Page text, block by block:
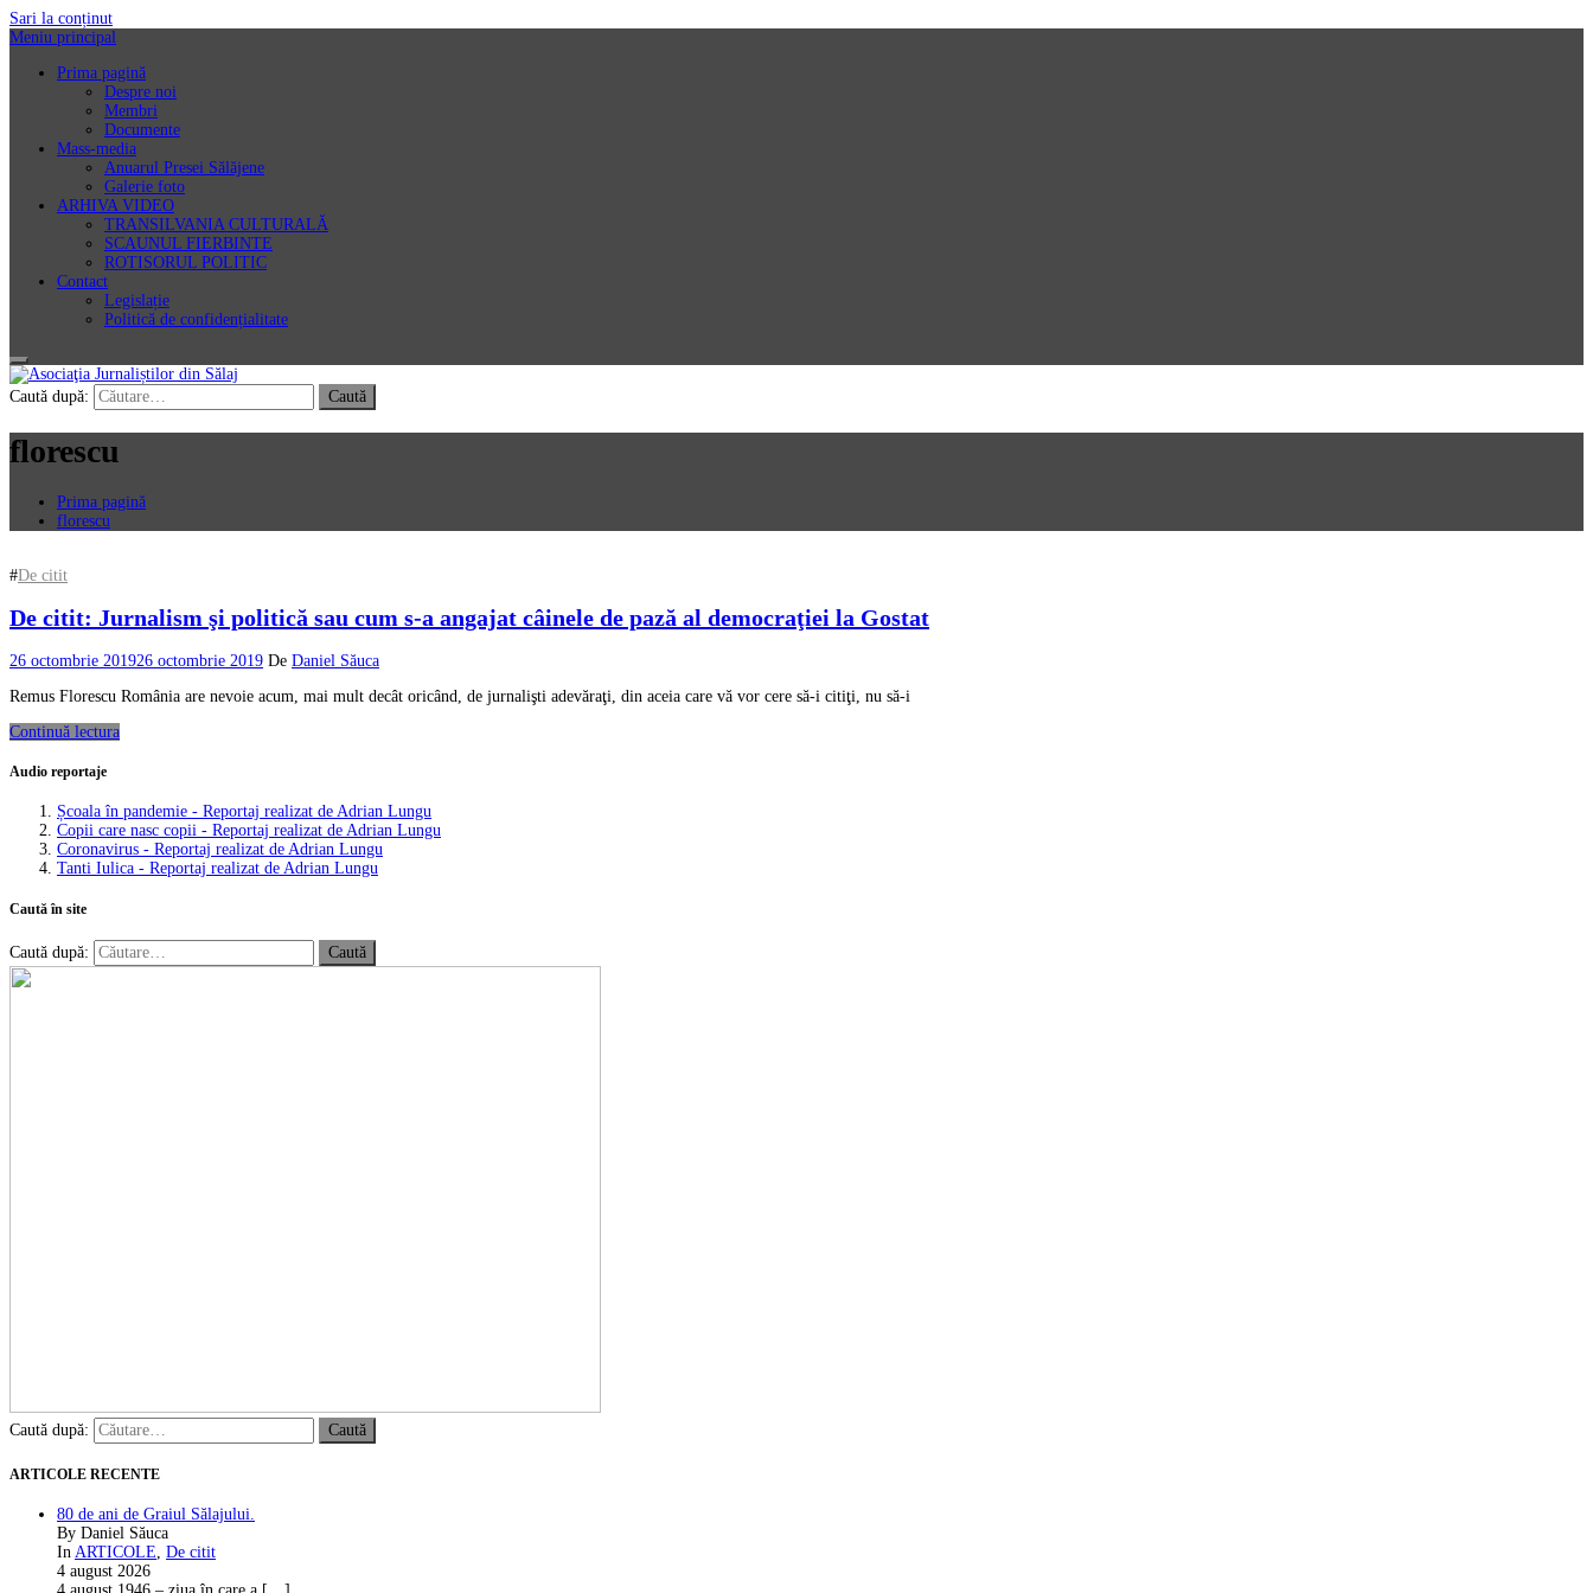
Sari la conținut
Meniu principal
Prima pagină
Despre noi
Membri
Documente
Mass-media
Anuarul Presei Sălăjene
Galerie foto
ARHIVA VIDEO
TRANSILVANIA CULTURALĂ
SCAUNUL FIERBINTE
ROTISORUL POLITIC
Contact
Legislație
Politică de confidențialitate
Asociaţia Jurnaliștilor din Sălaj
Caută după:
florescu
Prima pagină
florescu
#De citit
De citit: Jurnalism şi politică sau cum s-a angajat câinele de pază al democraţiei la Gostat
26 octombrie 201926 octombrie 2019 De Daniel Săuca
Remus Florescu România are nevoie acum, mai mult decât oricând, de jurnalişti adevăraţi, din aceia care vă vor cere să-i citiţi, nu să-i
Continuă lectura
Audio reportaje
Școala în pandemie - Reportaj realizat de Adrian Lungu
Copii care nasc copii - Reportaj realizat de Adrian Lungu
Coronavirus - Reportaj realizat de Adrian Lungu
Tanti Iulica - Reportaj realizat de Adrian Lungu
Caută în site
Caută după:
Caută după:
ARTICOLE RECENTE
80 de ani de Graiul Sălajului.
By Daniel Săuca
In ARTICOLE, De citit
4 august 2026